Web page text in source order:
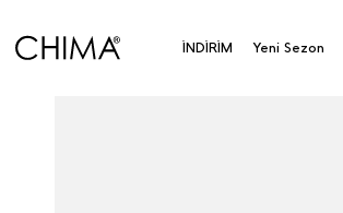
İNDİRİM Yeni Sezon